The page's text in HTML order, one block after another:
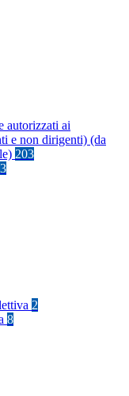
autorizzati ai
e non dirigenti) (da
203
3
2
8